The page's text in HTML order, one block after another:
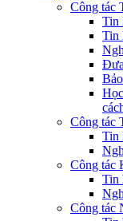
Công tác
Tin
Tin
Công tác
Tin
Công tác
Tin
Công tác